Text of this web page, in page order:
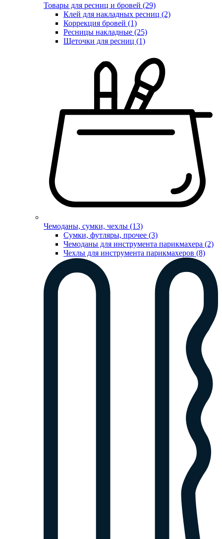
Товары для ресниц и бровей (29)
Клей для накладных ресниц (2)
Коррекция бровей (1)
Ресницы накладные (25)
Щеточки для ресниц (1)
Чемоданы, сумки, чехлы (13)
Сумки, футляры, прочее (3)
Чемоданы для инструмента парикмахера (2)
Чехлы для инструмента парикмахеров (8)